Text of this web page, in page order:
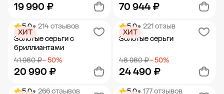
19 990 ₽
Добавить в корзину
70 944 ₽
Добавить в корзину
5.0• 214 отзывов
Золотые серьги с
бриллиантами
41 980 ₽− 50%
20 990 ₽
ХИТ
5.0• 221 отзыв
Золотые серьги
48 980 ₽− 50%
24 490 ₽
ХИТ
5.0• 266 отзывов
5.0• 177 отзывов